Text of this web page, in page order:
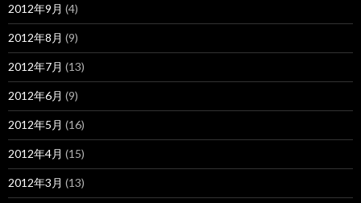
2012年9月 (4)
2012年8月 (9)
2012年7月 (13)
2012年6月 (9)
2012年5月 (16)
2012年4月 (15)
2012年3月 (13)